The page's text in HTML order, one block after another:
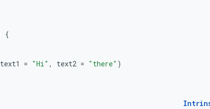
{
text1 = "Hi" , text2 = "there" )